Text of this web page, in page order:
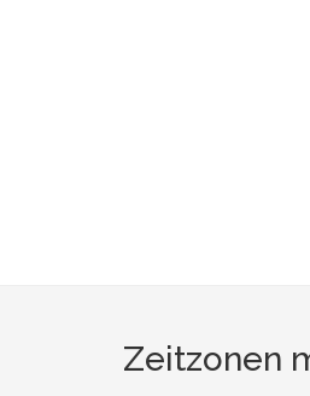
Zeitzonen